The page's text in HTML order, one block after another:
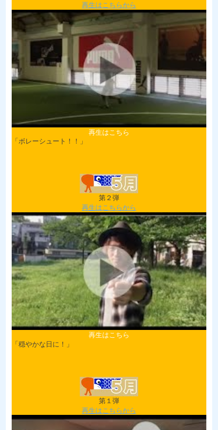
再生はこちらから
再生はこちら
「ボレーシュート！！」
第２弾
再生はこちらから
再生はこちら
「穏やかな日に！」
第１弾
再生はこちらから